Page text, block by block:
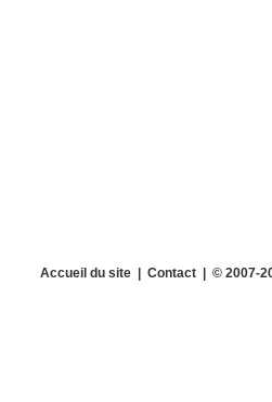
Accueil du site| Contact| © 2007-